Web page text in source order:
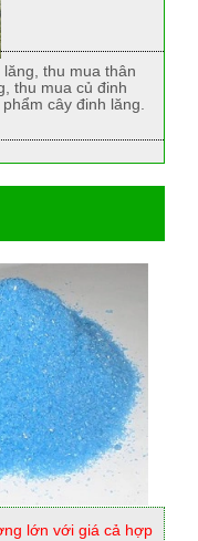
thu mua thân
thu mua củ đinh
cây đinh lăng.
lớn với giá cả hợp